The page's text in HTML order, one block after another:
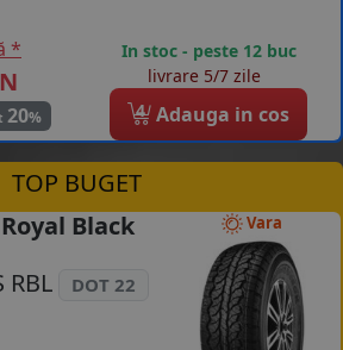
*
20%
In stoc - peste 12 buc
livrare 5/7 zile
4 Adauga in cos
TOP BUGET
Vara
Black
RBL
DOT 22